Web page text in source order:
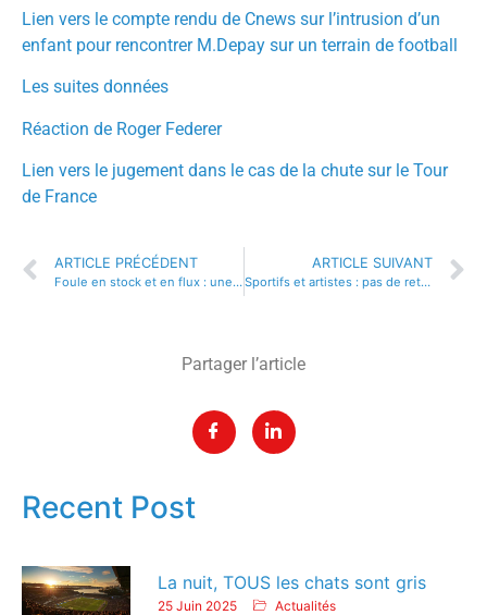
Lien vers le compte rendu de Cnews sur l’intrusion d’un
enfant pour rencontrer M.Depay sur un terrain de football
Les suites données
Réaction de Roger Federer
Lien vers le jugement dans le cas de la chute sur le Tour
de France
ARTICLE PRÉCÉDENT
Foule en stock et en flux : une modélisation clé pour l’organisateur pour ne pas passer dans le rouge
ARTICLE SUIVANT
Sportifs et artistes : pas de retour à l’envoyeur….
Partager l’article
Recent Post
La nuit, TOUS les chats sont gris
25 Juin 2025 Actualités